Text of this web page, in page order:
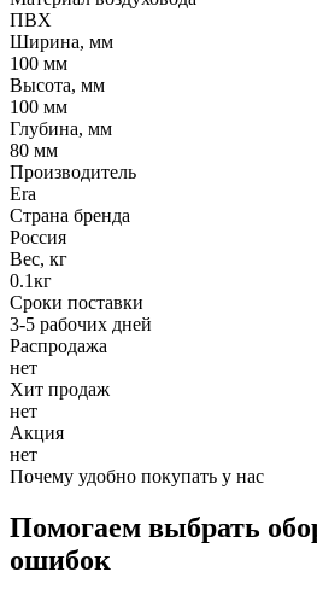
ПВХ
Ширина, мм
100 мм
Высота, мм
100 мм
Глубина, мм
80 мм
Производитель
Era
Страна бренда
Россия
Вес, кг
0.1кг
Сроки поставки
3-5 рабочих дней
Распродажа
нет
Хит продаж
нет
Акция
нет
Почему удобно покупать у нас
Помогаем выбрать
ошибок